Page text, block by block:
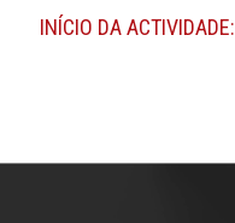
INÍCIO DA ACTIVIDADE: